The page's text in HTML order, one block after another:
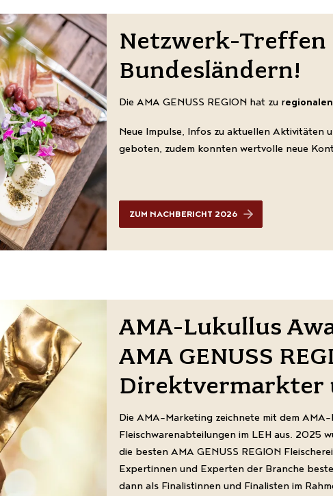
Netzwerk-
Bundesländern!
Die AMA GENUSS REGION hat zu r
Neue Impulse, Infos zu aktuellen Aktivitäten
geboten, zudem konnten wertvolle neue
ZUM NACHBERICHT 2026
AMA-Lukullus
AMA GENUSS
Direktvermarkter
Die AMA-Marketing zeichnete mit dem
Fleischwarenabteilungen im LEH aus. 2025
die besten AMA GENUSS REGION
Expertinnen und Experten der Branche
dann als Finalistinnen und Finalisten im